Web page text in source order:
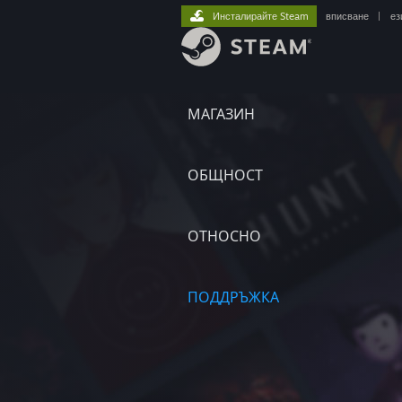
МАГАЗИН
ОБЩНОСТ
ОТНОСНО
ПОДДРЪЖКА
Инсталирайте Steam вписване